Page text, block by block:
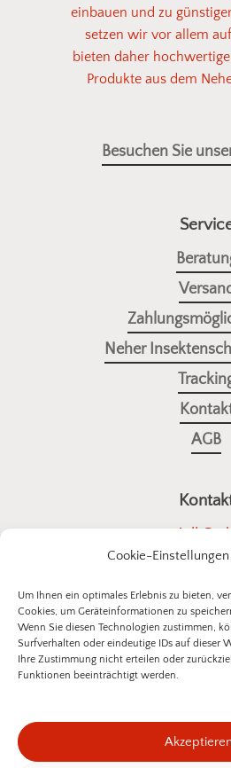
Cookie-
Um Ihnen ein optimales Erlebnis zu bieten,
Cookies, um Geräteinformationen zu
Wenn Sie diesen Technologien zustimmen,
Surfverhalten oder eindeutige IDs auf dieser
Ihre Zustimmung nicht erteilen oder
Funktionen beeinträchtigt werden.
Akzeptieren
einbauen und zu
setzen wir vor allem
bieten daher
Produkte aus dem
Besuchen Sie
Neher
AGB
a4all
Stuttgarter
73614
E-Mail: